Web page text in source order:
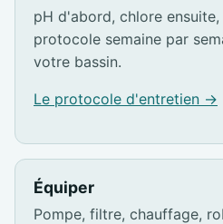
pH d'abord, chlore
protocole semaine par
votre bassin.
Le protocole d'entretien →
Équiper
Pompe, filtre, chauffage,